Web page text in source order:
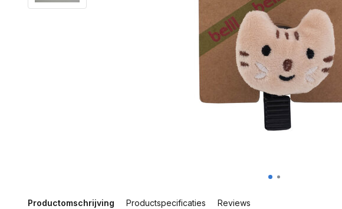
Productomschrijving Productspecificaties Reviews